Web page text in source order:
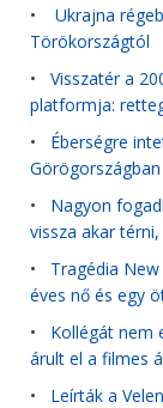
•
Ukrajna
Törökországtól
• Visszatér a
platformja:
• Éberségre
• Nagyon
vissza akar
• Tragédia
éves nő és egy
• Kollégát nem
árult el a filmes
• Leírták a